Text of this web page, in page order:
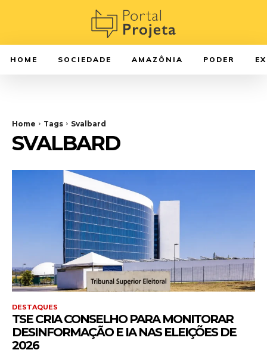
HOME SOCIEDADE AMAZÔNIA PODER
Home Tags Svalbard
SVALBARD
DESTAQUES
TSE CRIA CONSELHO PARA MONITORAR
DESINFORMAÇÃO E IA NAS ELEIÇÕES DE
2026